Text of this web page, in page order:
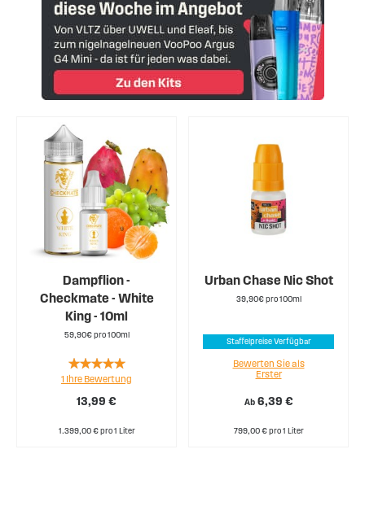
Dampflion -
Checkmate - White
King - 10ml
59,90€ pro 100ml
13,99 €
Rating:
100%
1 Ihre Bewertung
1.399,00 € pro 1 Liter
Urban Chase Nic Shot
39,90€ pro 100ml
Staffelpreise Verfügbar
Ab 6,39 €
Bewerten Sie als
Erster
799,00 € pro 1 Liter